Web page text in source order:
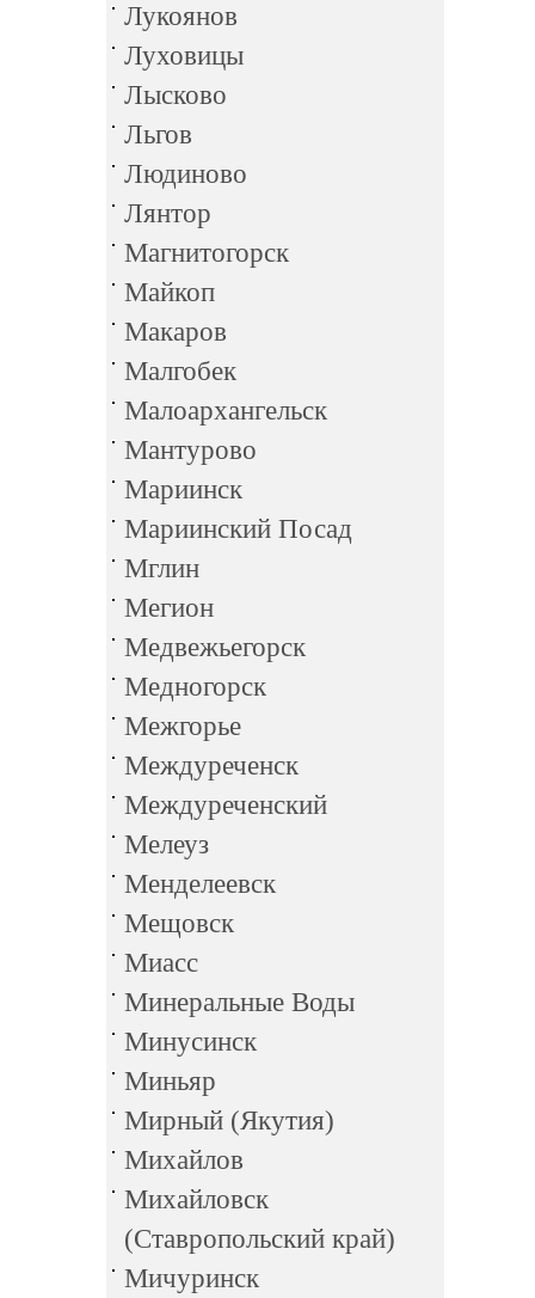
Лукоянов
Луховицы
Лысково
Льгов
Людиново
Лянтор
Магнитогорск
Майкоп
Макаров
Малгобек
Малоархангельск
Мантурово
Мариинск
Мариинский Посад
Мглин
Мегион
Медвежьегорск
Медногорск
Межгорье
Междуреченск
Междуреченский
Мелеуз
Менделеевск
Мещовск
Миасс
Минеральные Воды
Минусинск
Миньяр
Мирный (Якутия)
Михайлов
Михайловск
(Ставропольский край)
Мичуринск